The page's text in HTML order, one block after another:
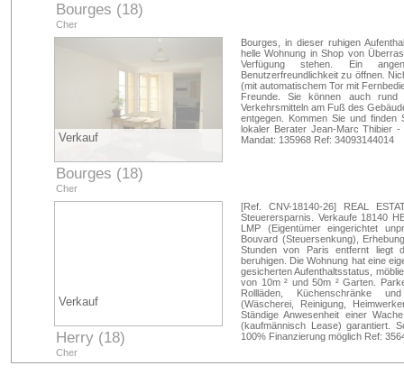
Bourges (18)
Cher
Verkauf
Bourges (18)
Cher
Bourges, in dieser ruhigen
helle Wohnung in Shop von
Verfügung stehen. Ein
Benutzerfreundlichkeit zu öffnen.
(mit automatischem Tor mit
Freunde. Sie können auch
Verkehrsmitteln am Fuß des
entgegen. Kommen Sie und
lokaler Berater Jean-Marc Thibier
Mandat: 135968 Ref: 34093144014
Verkauf
Herry (18)
Cher
[Ref. CNV-18140-26] REAL
Steuerersparnis. Verkaufe 18140
LMP (Eigentümer eingerichtet
Bouvard (Steuersenkung),
Stunden von Paris entfernt liegt
beruhigen. Die Wohnung hat eine
gesicherten Aufenthaltsstatus,
von 10m ² und 50m ² Garten.
Rollläden, Küchenschränke
(Wäscherei, Reinigung,
Ständige Anwesenheit einer
(kaufmännisch Lease) garantiert.
100% Finanzierung möglich Ref: